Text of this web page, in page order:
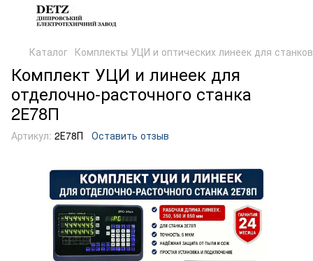
Каталог Комплекты УЦИ и оптических линеек для станков
Комплект УЦИ и линеек для
отделочно-расточного станка
2Е78П
Артикул: 2Е78П Оставить отзыв